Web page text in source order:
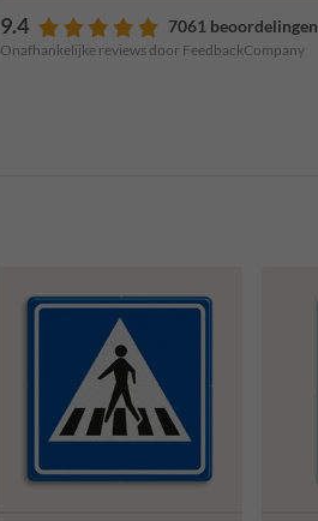
9.4 7061 beoordelingen
Onafhankelijke reviews door FeedbackCompany